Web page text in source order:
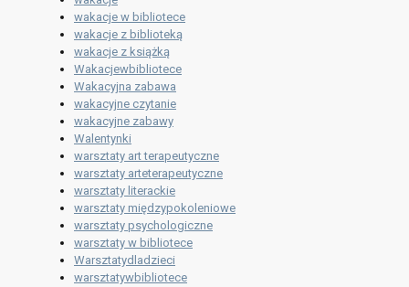
wakacje w bibliotece
wakacje z biblioteką
wakacje z książką
Wakacjewbibliotece
Wakacyjna zabawa
wakacyjne czytanie
wakacyjne zabawy
Walentynki
warsztaty art terapeutyczne
warsztaty arteterapeutyczne
warsztaty literackie
warsztaty międzypokoleniowe
warsztaty psychologiczne
warsztaty w bibliotece
Warsztatydladzieci
warsztatywbibliotece